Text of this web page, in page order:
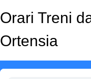
Orari Treni
Ortensia